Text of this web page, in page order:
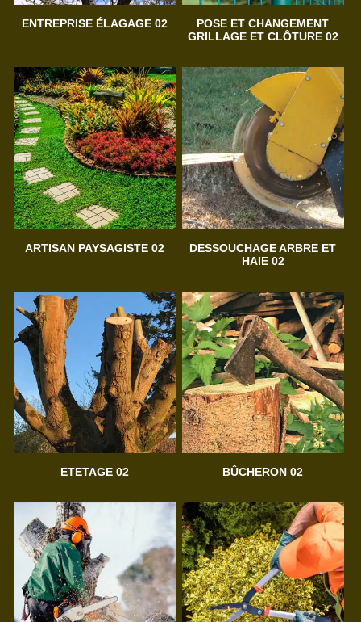
ENTREPRISE ÉLAGAGE 02
POSE ET CHANGEMENT
GRILLAGE ET CLÔTURE 02
ARTISAN PAYSAGISTE 02
DESSOUCHAGE ARBRE ET
HAIE 02
ETETAGE 02 BÛCHERON 02